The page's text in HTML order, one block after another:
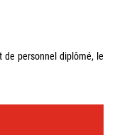
personnel diplômé, le